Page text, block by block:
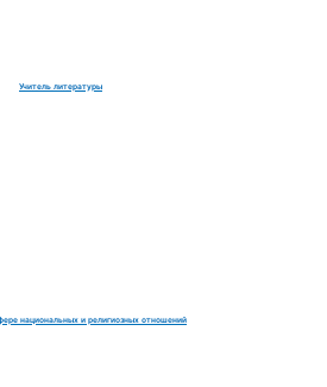
Учитель литературы
национальных и религиозных отношений